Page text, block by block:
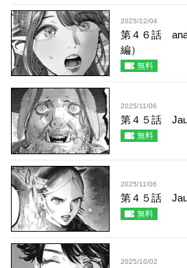
2025/12/04
第４６話
編）
無料
2025/11/06
第４５話
無料
2025/11/06
第４５話
無料
2025/10/02